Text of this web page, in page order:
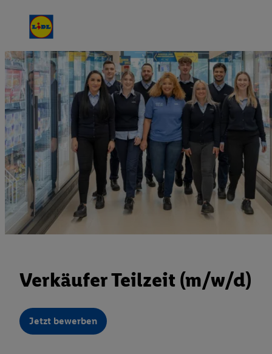
Verkäufer Teilzeit (m/w/d)
Jetzt bewerben